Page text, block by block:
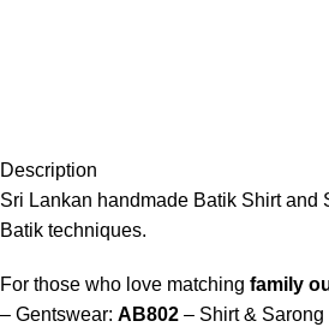
Description
Sri Lankan handmade Batik Shirt and
Batik techniques.
For those who love matching family
– Gentswear: AB802 – Shirt & Sarong